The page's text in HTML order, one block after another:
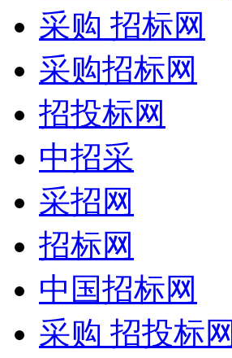
采购 招标网
采购招标网
招投标网
中招采
采招网
招标网
中国招标网
采购 招投标网